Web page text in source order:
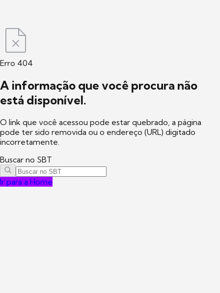
Erro 404
A informação que você procura não
está disponível.
O link que você acessou pode estar quebrado, a página
pode ter sido removida ou o endereço (URL) digitado
incorretamente.
Buscar no SBT
Ir para a Home